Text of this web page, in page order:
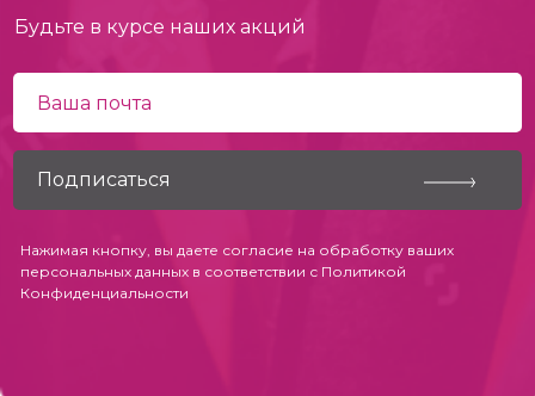
Будьте в курсе наших акций
Нажимая кнопку, вы даете согласие на обработку ваших
персональных данных в соответствии с Политикой
Конфиденциальности